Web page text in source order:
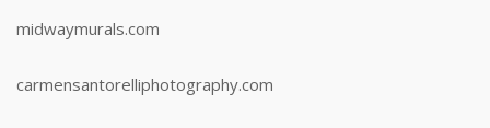
midwaymurals.com
carmensantorelliphotography.com